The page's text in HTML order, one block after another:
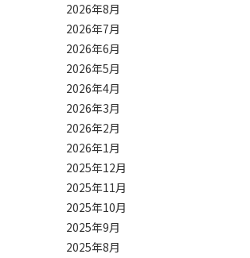
2026年8月
2026年7月
2026年6月
2026年5月
2026年4月
2026年3月
2026年2月
2026年1月
2025年12月
2025年11月
2025年10月
2025年9月
2025年8月